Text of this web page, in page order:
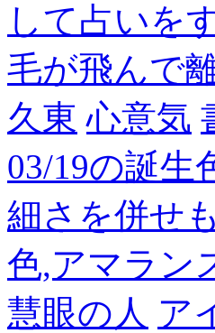
して占いを
毛が飛んで
久東 心意気
03/19の誕生
細さを併せ
色,アマラン
慧眼の人 ア